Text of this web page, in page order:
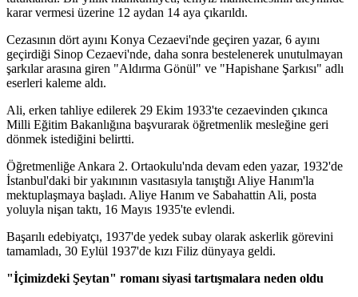
karar vermesi üzerine 12 aydan 14 aya çıkarıldı.
Cezasının dört ayını Konya Cezaevi'nde geçiren yazar, 6 ayını
geçirdiği Sinop Cezaevi'nde, daha sonra bestelenerek unutulmayan
şarkılar arasına giren "Aldırma Gönül" ve "Hapishane Şarkısı" adlı
eserleri kaleme aldı.
Ali, erken tahliye edilerek 29 Ekim 1933'te cezaevinden çıkınca
Milli Eğitim Bakanlığına başvurarak öğretmenlik mesleğine geri
dönmek istediğini belirtti.
Öğretmenliğe Ankara 2. Ortaokulu'nda devam eden yazar, 1932'de
İstanbul'daki bir yakınının vasıtasıyla tanıştığı Aliye Hanım'la
mektuplaşmaya başladı. Aliye Hanım ve Sabahattin Ali, posta
yoluyla nişan taktı, 16 Mayıs 1935'te evlendi.
Başarılı edebiyatçı, 1937'de yedek subay olarak askerlik görevini
tamamladı, 30 Eylül 1937'de kızı Filiz dünyaya geldi.
"İçimizdeki Şeytan" romanı siyasi tartışmalara neden oldu